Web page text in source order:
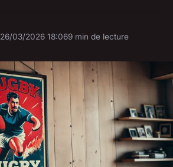
26/03/2026 18:069 min de lecture